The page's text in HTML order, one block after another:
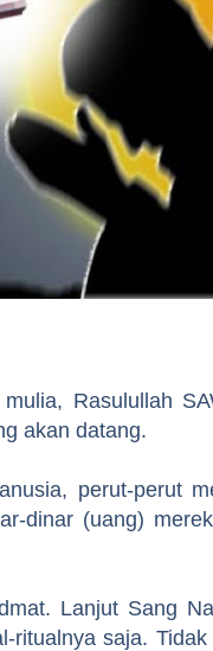
Rasulullah
akan datang.
perut-perut
dinar (uang)
Lanjut Sang
ritualnya saja.